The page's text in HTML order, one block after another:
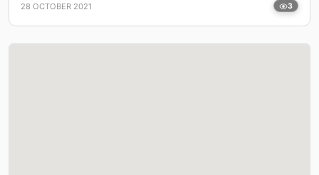
28 OCTOBER 2021 3